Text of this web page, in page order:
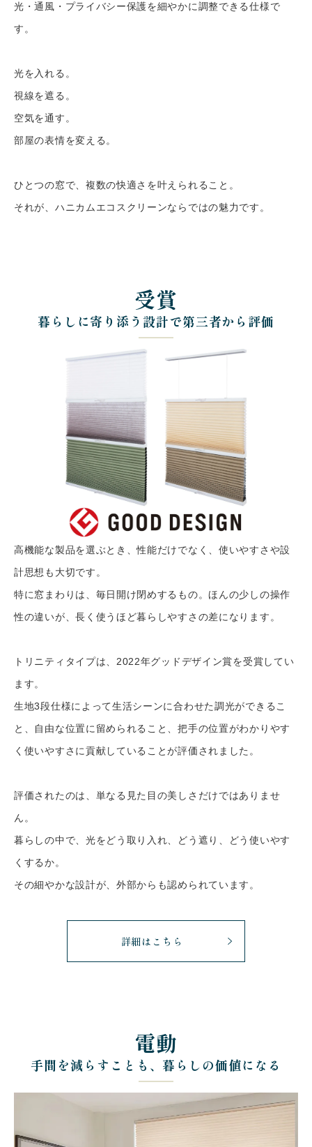
光・通風・プライバシー保護を細やかに調整できる仕様で
す。
光を入れる。
視線を遮る。
空気を通す。
部屋の表情を変える。
ひとつの窓で、複数の快適さを叶えられること。
それが、ハニカムエコスクリーンならではの魅力です。
受賞
暮らしに寄り添う設計で第三者から評価
高機能な製品を選ぶとき、性能だけでなく、使いやすさや設
計思想も大切です。
特に窓まわりは、毎日開け閉めするもの。ほんの少しの操作
性の違いが、長く使うほど暮らしやすさの差になります。
トリニティタイプは、2022年グッドデザイン賞を受賞してい
ます。
生地3段仕様によって生活シーンに合わせた調光ができるこ
と、自由な位置に留められること、把手の位置がわかりやす
く使いやすさに貢献していることが評価されました。
評価されたのは、単なる見た目の美しさだけではありませ
ん。
暮らしの中で、光をどう取り入れ、どう遮り、どう使いやす
くするか。
その細やかな設計が、外部からも認められています。
詳細はこちら
電動
手間を減らすことも、暮らしの価値になる